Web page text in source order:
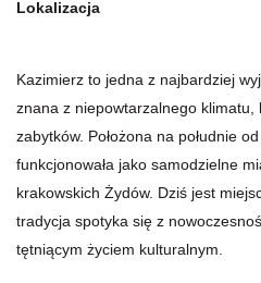
Lokalizacja
Kazimierz to jedna z najbardziej
znana z niepowtarzalnego klimatu,
zabytków. Położona na południe
funkcjonowała jako samodzielne
krakowskich Żydów. Dziś jest
tradycja spotyka się z
tętniącym życiem kulturalnym.